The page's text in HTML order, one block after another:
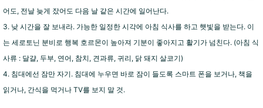
어도, 전날 늦게 잤어도 다음 날 같은 시간에 일어난다.
3. 낮 시간을 잘 보내라. 가능한 일정한 시각에 아침 식사를 하고 햇빛을 받는다. 이
는 세로토닌 분비로 행복 호르몬이 높아져 기분이 좋아지고 활기가 넘친다. (아침 식
사류 : 달걀, 두부, 연어, 참치, 견과류, 귀리, 닭 돼지 살코기)
4. 침대에선 잠만 자기. 침대에 누우면 바로 잠이 들도록 스마트 폰을 보거나, 책을
읽거나, 간식을 먹거나 TV를 보지 말 것.